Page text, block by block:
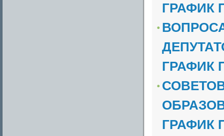
ГРАФИК
ГРАФИК
ГРАФИК